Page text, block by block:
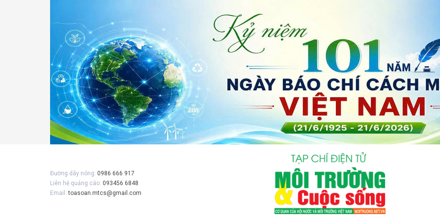
Đường dây nóng: 0986 666 917
Liên hệ quảng cáo: 093456 6848
Email:toasoan.mtcs@gmail.com
Gửi bình luận